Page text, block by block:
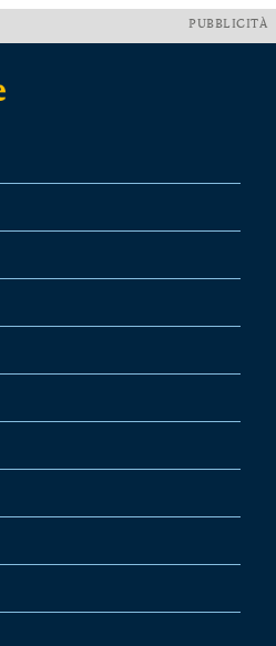
PUBBLICITÀ